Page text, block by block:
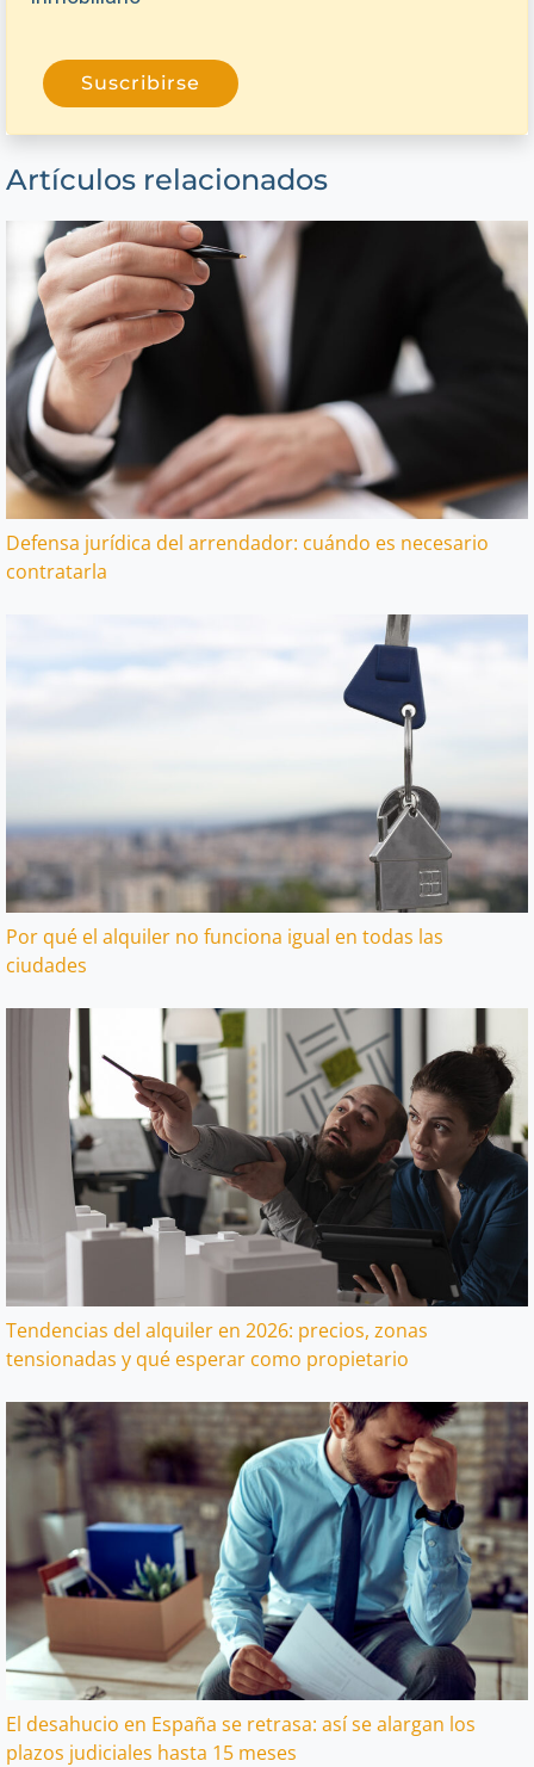
Suscribirse
Artículos relacionados
Defensa jurídica del arrendador: cuándo es necesario
contratarla
Por qué el alquiler no funciona igual en todas las
ciudades
Tendencias del alquiler en 2026: precios, zonas
tensionadas y qué esperar como propietario
El desahucio en España se retrasa: así se alargan los
plazos judiciales hasta 15 meses